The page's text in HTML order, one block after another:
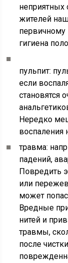
неприятных
жителей
первичному
гигиена
пульпит:
если
становятся
Нередко
воспаления
травма:
падений,
Повредить
или
может
Вредные
нитей и
травмы,
после